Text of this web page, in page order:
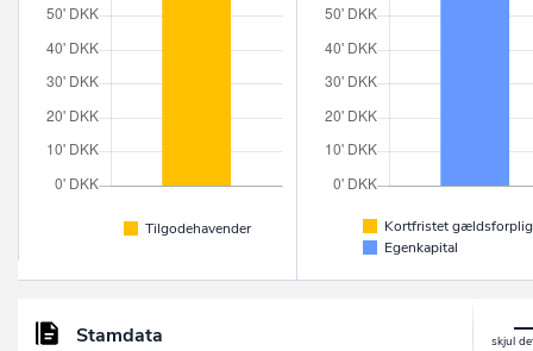
Tilgodehavender
Kortfristet
Egenkapital
Stamdata